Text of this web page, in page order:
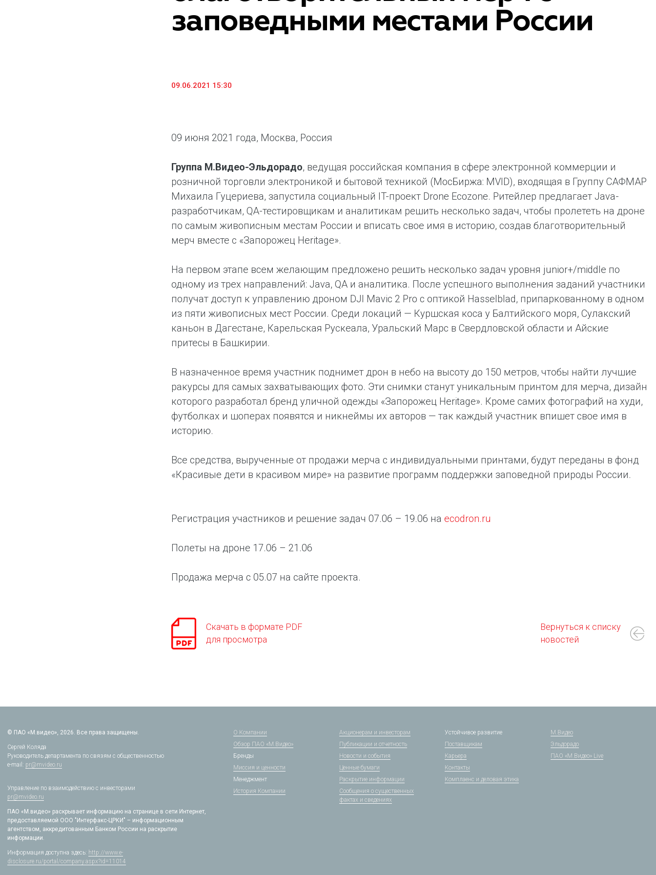
«М.Видео» — эксперт-инноватор в сфере торговли
бытовой техникой и электроникой. Благодаря
максимальному ассортименту и фокусу на клиенте,
Ключевая выгода бренда для потребителя -
предложение наиболее выгодной сделки при
поддержке промо-активности и доступного
Предоставление информации и копийзаповедными местами России
09.06.2021 15:30
09 июня 2021 года, Москва, Россия
Группа М.Видео-Эльдорадо, ведущая российская компания в сфере электронной коммерции и
розничной торговли электроникой и бытовой техникой (МосБиржа: MVID), входящая в Группу САФМАР
Михаила Гуцериева, запустила социальный IT-проект Drone Ecozone. Ритейлер предлагает Java-
разработчикам, QA-тестировщикам и аналитикам решить несколько задач, чтобы пролететь на дроне
по самым живописным местам России и вписать свое имя в историю, создав благотворительный
мерч вместе с «Запорожец Heritage».
На первом этапе всем желающим предложено решить несколько задач уровня junior+/middle по
одному из трех направлений: Java, QA и аналитика. После успешного выполнения заданий участники
получат доступ к управлению дроном DJI Mavic 2 Pro с оптикой Hasselblad, припаркованному в одном
из пяти живописных мест России. Среди локаций — Куршская коса у Балтийского моря, Сулакский
каньон в Дагестане, Карельская Рускеала, Уральский Марс в Свердловской области и Айские
притесы в Башкирии.
В назначенное время участник поднимет дрон в небо на высоту до 150 метров, чтобы найти лучшие
ракурсы для самых захватывающих фото. Эти снимки станут уникальным принтом для мерча, дизайн
которого разработал бренд уличной одежды «Запорожец Heritage». Кроме самих фотографий на худи,
футболках и шоперах появятся и никнеймы их авторов — так каждый участник впишет свое имя в
историю.
Все средства, вырученные от продажи мерча с индивидуальными принтами, будут переданы в фонд
«Красивые дети в красивом мире» на развитие программ поддержки заповедной природы России.
Регистрация участников и решение задач 07.06 – 19.06 на ecodron.ru
Полеты на дроне 17.06 – 21.06
Продажа мерча с 05.07 на сайте проекта.
Скачать в формате PDF
для просмотра
Вернуться к списку
новостей
© ПАО «М.видео», 2026. Все права защищены.
Сергей Коляда
Руководитель департамента по связям с общественностью
e-mail: pr@mvideo.ru
Управление по взаимодействию с инвесторами
pr@mvideo.ru
ПАО «М.видео» раскрывает информацию на странице в сети Интернет,
предоставляемой ООО "Интерфакс-ЦРКИ" – информационным
агентством, аккредитованным Банком России на раскрытие
информации.
Информация доступна здесь: http://www.e-
disclosure.ru/portal/company.aspx?id=11014
О Компании
Обзор ПАО «М.Видео»
Бренды
Миссия и ценности
Менеджмент
История Компании
Акционерам и инвесторам
Публикации и отчетность
Новости и события
Ценные бумаги
Раскрытие информации
Сообщения о существенных
фактах и сведениях
Устойчивое развитие
Поставщикам
Карьера
Контакты
Комплаенс и деловая этика
М.Видео
Эльдорадо
ПАО «М.Видео» Live